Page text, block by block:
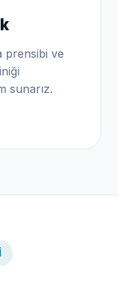
prensibi ve
sunarız.